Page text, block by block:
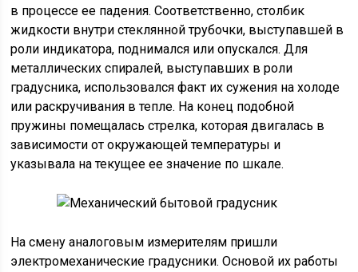
в процессе ее падения. Соответственно, столбик
жидкости внутри стеклянной трубочки, выступавшей в
роли индикатора, поднимался или опускался. Для
металлических спиралей, выступавших в роли
градусника, использовался факт их сужения на холоде
или раскручивания в тепле. На конец подобной
пружины помещалась стрелка, которая двигалась в
зависимости от окружающей температуры и
указывала на текущее ее значение по шкале.
На смену аналоговым измерителям пришли
электромеханические градусники. Основой их работы